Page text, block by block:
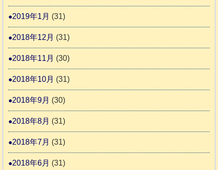
2019年1月 (31)
2018年12月 (31)
2018年11月 (30)
2018年10月 (31)
2018年9月 (30)
2018年8月 (31)
2018年7月 (31)
2018年6月 (31)